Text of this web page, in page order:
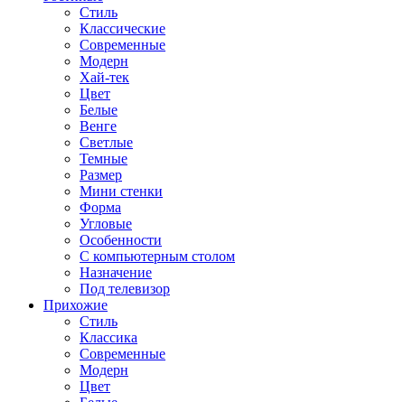
Стиль
Классические
Современные
Модерн
Хай-тек
Цвет
Белые
Венге
Светлые
Темные
Размер
Мини стенки
Форма
Угловые
Особенности
С компьютерным столом
Назначение
Под телевизор
Прихожие
Стиль
Классика
Современные
Модерн
Цвет